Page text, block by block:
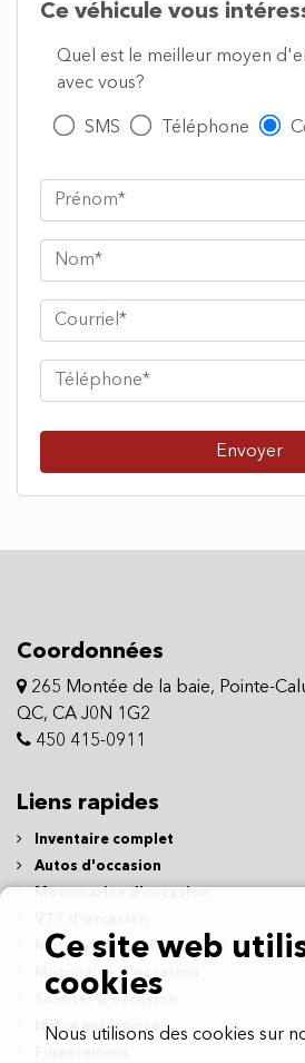
Ce véhicule vous
Quel est le meilleur moyen
avec vous?
SMS Téléphone
Envoyer
Coordonnées
265 Montée de la baie, Pointe-
QC, CA J0N 1G2
450 415-0911
Liens rapides
Inventaire complet
Autos d'occasion
Motocyclettes d'occasion
Motoneige d'occasion
Notre entreprise
Ce site web
cookies
Nous utilisons des cookies sur